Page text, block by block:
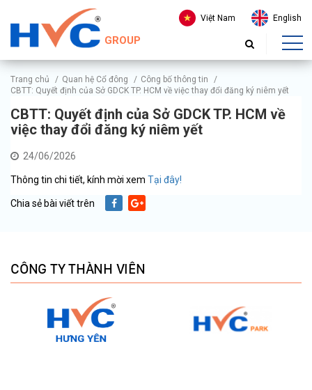
GROUP
Việt Nam English
Trang chủ / Quan hệ Cổ đông / Công bố thông tin
/
CBTT: Quyết định của Sở GDCK TP. HCM về việc thay đổi đăng ký niêm yết
CBTT: Quyết định của Sở GDCK TP. HCM về
việc thay đổi đăng ký niêm yết
24/06/2026
Thông tin chi tiết, kính mời xem Tại đây!
Chia sẻ bài viết trên
CÔNG TY THÀNH VIÊN